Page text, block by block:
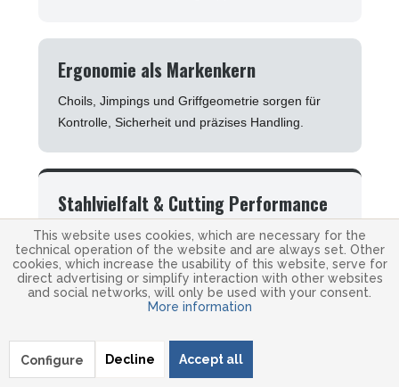
Ergonomie als Markenkern
Choils, Jimpings und Griffgeometrie sorgen für
Kontrolle, Sicherheit und präzises Handling.
Stahlvielfalt & Cutting Performance
Spyderco gehört zu den wichtigsten Marken für
moderne Hochleistungsstähle und
performanceorientierte Klingen.
Spyderco steht für Messer, die nicht jedem
This website uses cookies, which are necessary for the
technical operation of the website and are always set. Other
cookies, which increase the usability of this website, serve for
direct advertising or simplify interaction with other websites
and social networks, will only be used with your consent.
More information
Decline Accept all
Configure